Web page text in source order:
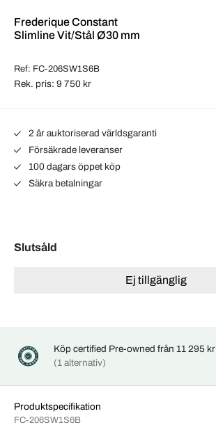
Frederique Constant
Slimline Vit/Stål Ø30 mm
Ref: FC-206SW1S6B
Rek. pris: 9 750 kr
2 år auktoriserad världsgaranti
Försäkrade leveranser
100 dagars öppet köp
Säkra betalningar
Slutsåld
Ej tillgänglig
Köp certified Pre-owned från 11 295 kr
(1 alternativ)
Produktspecifikation
FC-206SW1S6B